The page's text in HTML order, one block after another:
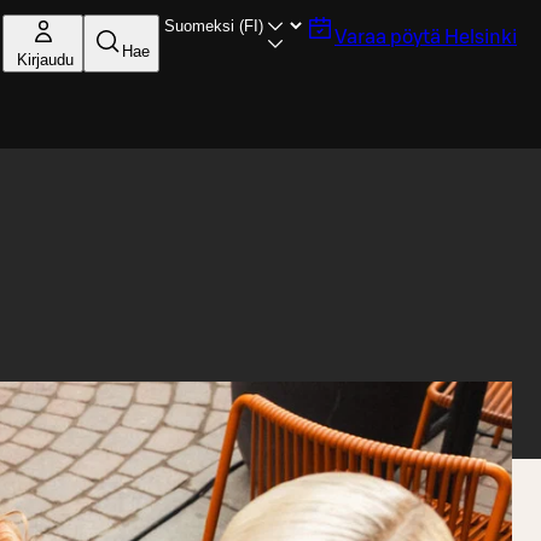
Kirjaudu Hae
Varaa pöytä Helsinki